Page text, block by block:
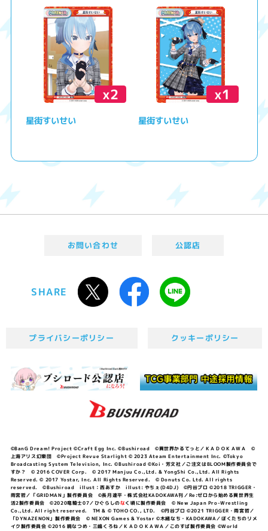
x2
星街すいせい
x1
星街すいせい
お問い合わせ 公認店
SHARE
プライバシーポリシー クッキーポリシー
©BanG Dream! Project ©Craft Egg Inc. ©Bushiroad ©異世界かるてっと／ＫＡＤＯＫＡＷＡ ©
上海アリス幻樂団 ©Project Revue Starlight © 2023 Ateam Entertainment Inc. ©Tokyo
Broadcasting System Television, Inc. ©Bushiroad ©Koi・芳文社／ご注文はBLOOM製作委員会で
すか？ © 2016 COVER Corp. © 2017 Manjuu Co.,Ltd. & YongShi Co.,Ltd. All Rights
Reserved. © 2017 Yostar, Inc. All Rights Reserved. © Donuts Co. Ltd. All rights
reserved. ©Bushiroad illust：西あすか illust: やちぇ(D4DJ) ©円谷プロ ©2018 TRIGGER・
雨宮哲／「GRIDMAN」製作委員会 ©長月達平・株式会社KADOKAWA刊／Re:ゼロから始める異世界生
活2製作委員会 ©2020竜騎士07／ひぐらしのなく頃に製作委員会 © New Japan Pro-Wrestling
Co.,Ltd. All right reserved. TM & © TOHO CO., LTD. ©円谷プロ ©2021 TRIGGER・雨宮哲／
「DYNAZENON」製作委員会 © NEXON Games & Yostar ©木緒なち・KADOKAWA／ぼくたちのリメ
イク製作委員会 ©2016 暁なつめ・三嶋くろね／ＫＡＤＯＫＡＷＡ／このすば製作委員会 ©World